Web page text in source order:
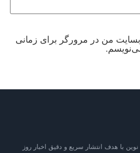
من در مرورگر برای زمانی
نوین با هدف انتشار سریع و دقیق اخبار روز